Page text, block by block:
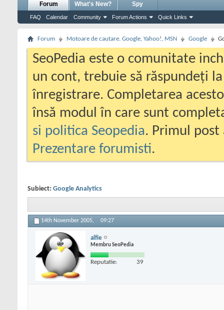
Forum
FAQ Calendar Community Forum Actions Quick Links
What's New? Spy
Forum Motoare de cautare. Google, Yahoo!, MSN Google
SeoPedia este o comunitate
un cont, trebuie să răspundeți
înregistrare. Completarea
însă modul în care sunt
si politica Seopedia. Primul
Prezentare forumisti.
Subiect: Google Analytics
14th November 2005, 09:27
alfie
Membru SeoPedia
Reputatie: 39